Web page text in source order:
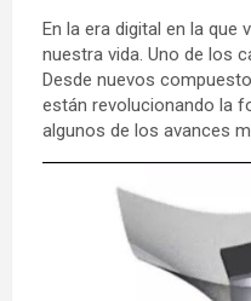
En la era digital en la
nuestra vida. Uno de los
Desde nuevos
están revolucionando la
algunos de los avances